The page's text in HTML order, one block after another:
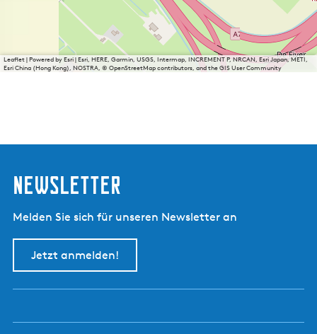
Leaflet|Powered by Esri | Esri, HERE, Garmin, USGS, Intermap, INCREMENT P, NRCAN, Esri Japan, METI,
Esri China (Hong Kong), NOSTRA, © OpenStreetMap contributors, and the GIS User Community
Newsletter
Melden Sie sich für unseren Newsletter an
Jetzt anmelden!